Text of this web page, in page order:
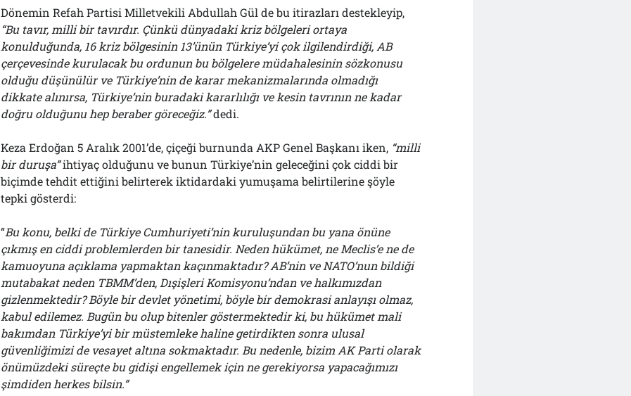
Dönemin Refah Partisi Milletvekili Abdullah Gül de bu itirazları destekleyip,
“Bu tavır, milli bir tavırdır. Çünkü dünyadaki kriz bölgeleri ortaya
konulduğunda, 16 kriz bölgesinin 13’ünün Türkiye’yi çok ilgilendirdiği, AB
çerçevesinde kurulacak bu ordunun bu bölgelere müdahalesinin sözkonusu
olduğu düşünülür ve Türkiye’nin de karar mekanizmalarında olmadığı
dikkate alınırsa, Türkiye’nin buradaki kararlılığı ve kesin tavrının ne kadar
doğru olduğunu hep beraber göreceğiz.”dedi.
Keza Erdoğan 5 Aralık 2001’de, çiçeği burnunda AKP Genel Başkanı iken, “milli
bir duruşa”ihtiyaç olduğunu ve bunun Türkiye’nin geleceğini çok ciddi bir
biçimde tehdit ettiğini belirterek iktidardaki yumuşama belirtilerine şöyle
tepki gösterdi:
“Bu konu, belki de Türkiye Cumhuriyeti’nin kuruluşundan bu yana önüne
çıkmış en ciddi problemlerden bir tanesidir. Neden hükümet, ne Meclis’e ne de
kamuoyuna açıklama yapmaktan kaçınmaktadır? AB’nin ve NATO’nun bildiği
mutabakat neden TBMM’den, Dışişleri Komisyonu’ndan ve halkımızdan
gizlenmektedir? Böyle bir devlet yönetimi, böyle bir demokrasi anlayışı olmaz,
kabul edilemez. Bugün bu olup bitenler göstermektedir ki, bu hükümet mali
bakımdan Türkiye’yi bir müstemleke haline getirdikten sonra ulusal
güvenliğimizi de vesayet altına sokmaktadır. Bu nedenle, bizim AK Parti olarak
önümüzdeki süreçte bu gidişi engellemek için ne gerekiyorsa yapacağımızı
şimdiden herkes bilsin.”